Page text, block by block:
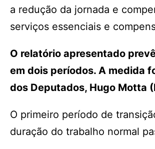
a redução da jornada e
serviços essenciais e
O relatório apresentado
em dois períodos. A medida
dos Deputados, Hugo Motta
O primeiro período de
duração do trabalho normal